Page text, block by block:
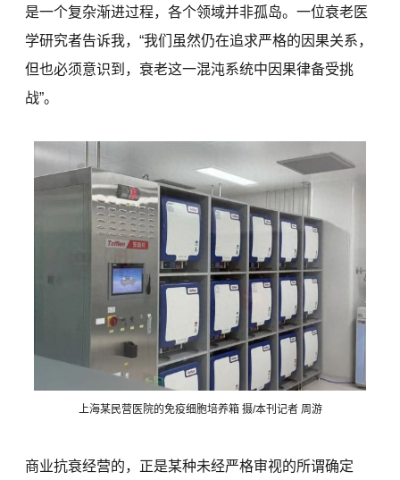
是一个复杂渐进过程，各个领域并非孤岛。一位衰老医
学研究者告诉我，“我们虽然仍在追求严格的因果关系，
但也必须意识到，衰老这一混沌系统中因果律备受挑
战”。
上海某民营医院的免疫细胞培养箱 摄/本刊记者 周游
商业抗衰经营的，正是某种未经严格审视的所谓确定